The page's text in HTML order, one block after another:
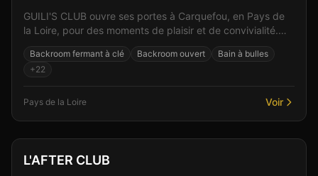
GUILI'S CLUB ouvre ses portes à Carquefou, en Pays de
la Loire, pour des moments de plaisir et de convivialité.
Backroom fermant à clé Backroom ouvert
Bain à bulles
+22
Pays de la Loire Voir
Club Sauna +4
L'AFTER CLUB